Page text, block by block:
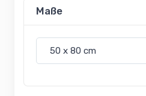
Maße
50 x 80 cm